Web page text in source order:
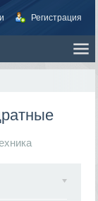
Регистрация